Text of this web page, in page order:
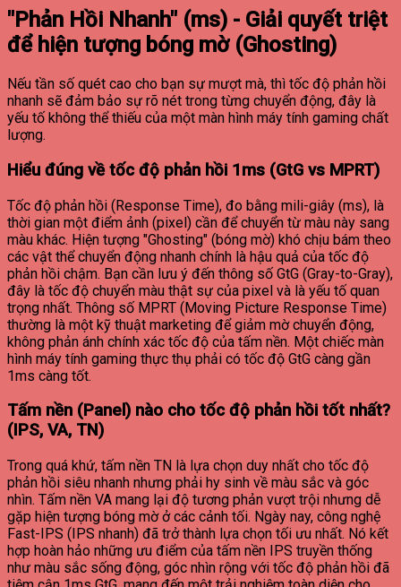
"Phản Hồi Nhanh" (ms) - Giải quyết triệt
để hiện tượng bóng mờ (Ghosting)
Nếu tần số quét cao cho bạn sự mượt mà, thì tốc độ phản hồi
nhanh sẽ đảm bảo sự rõ nét trong từng chuyển động, đây là
yếu tố không thể thiếu của một màn hình máy tính gaming chất
lượng.
Hiểu đúng về tốc độ phản hồi 1ms (GtG vs MPRT)
Tốc độ phản hồi (Response Time), đo bằng mili-giây (ms), là
thời gian một điểm ảnh (pixel) cần để chuyển từ màu này sang
màu khác. Hiện tượng "Ghosting" (bóng mờ) khó chịu bám theo
các vật thể chuyển động nhanh chính là hậu quả của tốc độ
phản hồi chậm. Bạn cần lưu ý đến thông số GtG (Gray-to-Gray),
đây là tốc độ chuyển màu thật sự của pixel và là yếu tố quan
trọng nhất. Thông số MPRT (Moving Picture Response Time)
thường là một kỹ thuật marketing để giảm mờ chuyển động,
không phản ánh chính xác tốc độ của tấm nền. Một chiếc màn
hình máy tính gaming thực thụ phải có tốc độ GtG càng gần
1ms càng tốt.
Tấm nền (Panel) nào cho tốc độ phản hồi tốt nhất?
(IPS, VA, TN)
Trong quá khứ, tấm nền TN là lựa chọn duy nhất cho tốc độ
phản hồi siêu nhanh nhưng phải hy sinh về màu sắc và góc
nhìn. Tấm nền VA mang lại độ tương phản vượt trội nhưng dễ
gặp hiện tượng bóng mờ ở các cảnh tối. Ngày nay, công nghệ
Fast-IPS (IPS nhanh) đã trở thành lựa chọn tối ưu nhất. Nó kết
hợp hoàn hảo những ưu điểm của tấm nền IPS truyền thống
như màu sắc sống động, góc nhìn rộng với tốc độ phản hồi đã